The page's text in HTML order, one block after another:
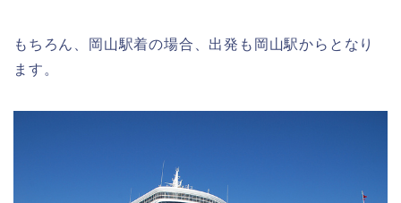
もちろん、岡山駅着の場合、出発も岡山駅からとなり
ます。